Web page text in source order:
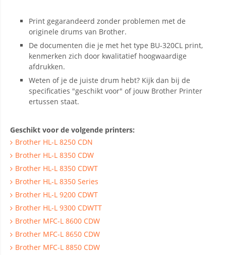
Print gegarandeerd zonder problemen met de
originele drums van Brother.
De documenten die je met het type BU-320CL print,
kenmerken zich door kwalitatief hoogwaardige
afdrukken.
Weten of je de juiste drum hebt? Kijk dan bij de
specificaties "geschikt voor" of jouw Brother Printer
ertussen staat.
Geschikt voor de volgende printers:
Brother HL-L 8250 CDN
Brother HL-L 8350 CDW
Brother HL-L 8350 CDWT
Brother HL-L 8350 Series
Brother HL-L 9200 CDWT
Brother HL-L 9300 CDWTT
Brother MFC-L 8600 CDW
Brother MFC-L 8650 CDW
Brother MFC-L 8850 CDW